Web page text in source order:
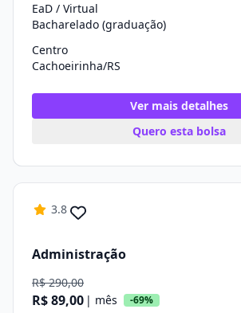
EaD / Virtual
Bacharelado (graduação)
Centro
Cachoeirinha/RS
Ver mais detalhes
Quero esta bolsa
3.8
Administração
R$ 290,00
R$ 89,00 | mês -69%